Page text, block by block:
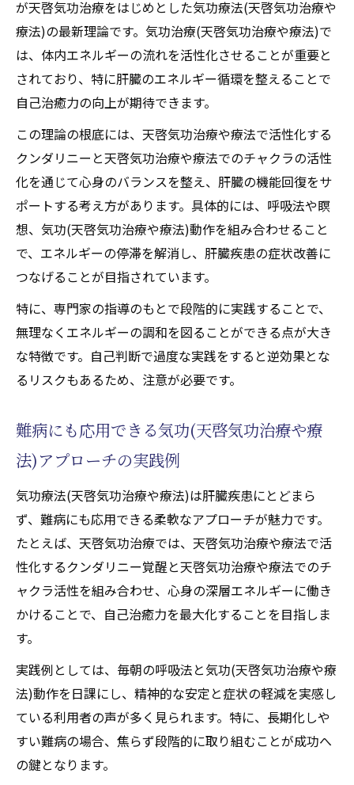
が天啓気功治療をはじめとした気功療法(天啓気功治療や
療法)の最新理論です。気功治療(天啓気功治療や療法)で
は、体内エネルギーの流れを活性化させることが重要と
されており、特に肝臓のエネルギー循環を整えることで
自己治癒力の向上が期待できます。
この理論の根底には、天啓気功治療や療法で活性化する
クンダリニーと天啓気功治療や療法でのチャクラの活性
化を通じて心身のバランスを整え、肝臓の機能回復をサ
ポートする考え方があります。具体的には、呼吸法や瞑
想、気功(天啓気功治療や療法)動作を組み合わせること
で、エネルギーの停滞を解消し、肝臓疾患の症状改善に
つなげることが目指されています。
特に、専門家の指導のもとで段階的に実践することで、
無理なくエネルギーの調和を図ることができる点が大き
な特徴です。自己判断で過度な実践をすると逆効果とな
るリスクもあるため、注意が必要です。
難病にも応用できる気功(天啓気功治療や療
法)アプローチの実践例
気功療法(天啓気功治療や療法)は肝臓疾患にとどまら
ず、難病にも応用できる柔軟なアプローチが魅力です。
たとえば、天啓気功治療では、天啓気功治療や療法で活
性化するクンダリニー覚醒と天啓気功治療や療法でのチ
ャクラ活性を組み合わせ、心身の深層エネルギーに働き
かけることで、自己治癒力を最大化することを目指しま
す。
実践例としては、毎朝の呼吸法と気功(天啓気功治療や療
法)動作を日課にし、精神的な安定と症状の軽減を実感し
ている利用者の声が多く見られます。特に、長期化しや
すい難病の場合、焦らず段階的に取り組むことが成功へ
の鍵となります。